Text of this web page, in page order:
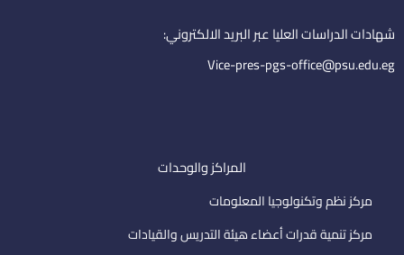
i
l
شهادات الدراسات العليا عبر البريد الالكتروني:
Vice-pres-pgs-office@psu.edu.eg
المراكز والوحدات
مركز نظم وتكنولوجيا المعلومات
مركز تنمية قدرات أعضاء هيئة التدريس والقيادات